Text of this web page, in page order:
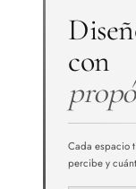
con
Cada espacio
percibe y